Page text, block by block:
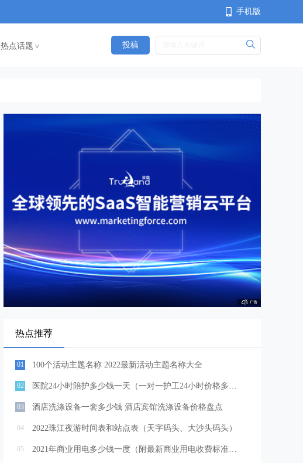
手机版
热点话题 < 投稿
热点推荐
01 100个活动主题名称 2022最新活动主题名称大全
02 医院24小时陪护多少钱一天（一对一护工24小时价格多少）
03 酒店洗涤设备一套多少钱 酒店宾馆洗涤设备价格盘点
04 2022珠江夜游时间表和站点表（天字码头、大沙头码头）
05 2021年商业用电多少钱一度（附最新商业用电收费标准和电费调整）